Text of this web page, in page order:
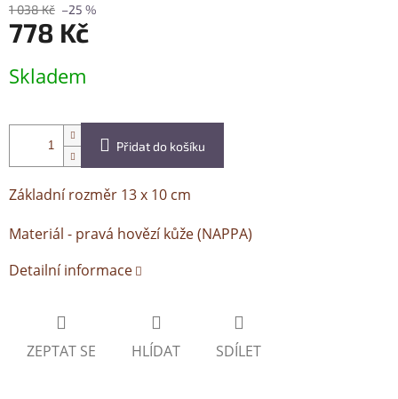
1 038 Kč –25 %
778 Kč
cena:
Skladem
Přidat do košíku
Základní rozměr 13 x 10 cm
Materiál - pravá hovězí kůže (NAPPA)
Detailní informace
ZEPTAT SE HLÍDAT SDÍLET